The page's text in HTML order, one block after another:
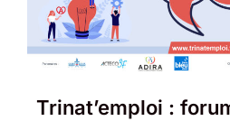
Trinat’emploi :